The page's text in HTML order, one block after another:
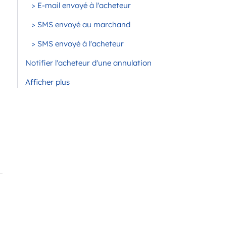
> E-mail envoyé à l'acheteur
> SMS envoyé au marchand
> SMS envoyé à l'acheteur
Notifier l'acheteur d'une annulation
Afficher plus